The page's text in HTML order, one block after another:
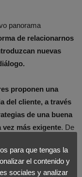
panorama
de relacionarnos
nuevas
proponen una
del cliente, a través
de una buena
más exigente. De
corporativo una
para que tengas la
el contenido y
sociales y analizar